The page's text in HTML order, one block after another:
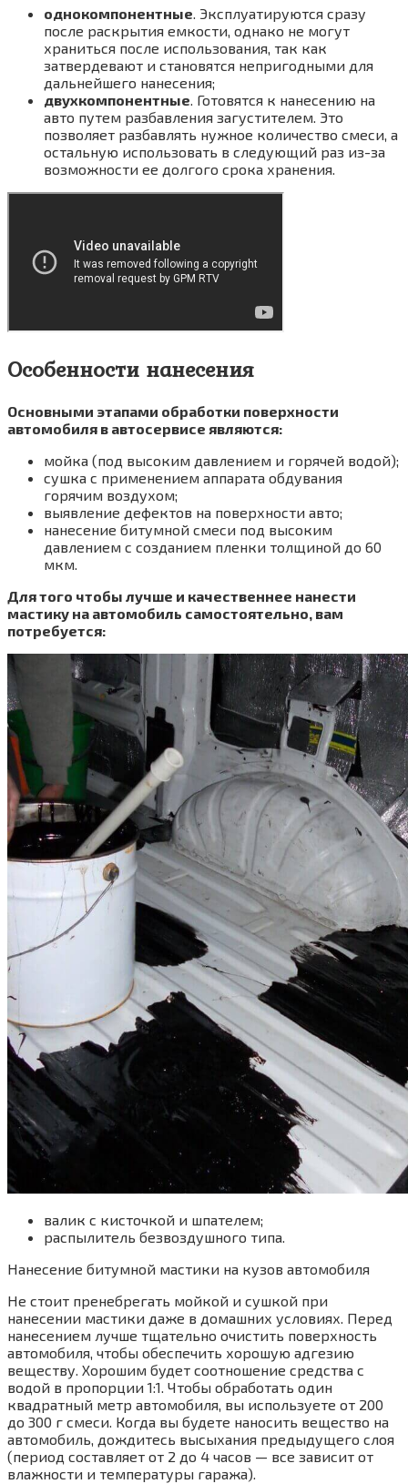
однокомпонентные . Эксплуатируются сразу
после раскрытия емкости, однако не могут
храниться после использования, так как
затвердевают и становятся непригодными для
дальнейшего нанесения;
двухкомпонентные . Готовятся к нанесению на
авто путем разбавления загустителем. Это
позволяет разбавлять нужное количество смеси, а
остальную использовать в следующий раз из-за
возможности ее долгого срока хранения.
Особенности нанесения
Основными этапами обработки поверхности
автомобиля в автосервисе являются:
мойка (под высоким давлением и горячей водой);
сушка с применением аппарата обдувания
горячим воздухом;
выявление дефектов на поверхности авто;
нанесение битумной смеси под высоким
давлением с созданием пленки толщиной до 60
мкм.
Для того чтобы лучше и качественнее нанести
мастику на автомобиль самостоятельно, вам
потребуется:
валик с кисточкой и шпателем;
распылитель безвоздушного типа.
Нанесение битумной мастики на кузов автомобиля
Не стоит пренебрегать мойкой и сушкой при
нанесении мастики даже в домашних условиях. Перед
нанесением лучше тщательно очистить поверхность
автомобиля, чтобы обеспечить хорошую адгезию
веществу. Хорошим будет соотношение средства с
водой в пропорции 1:1. Чтобы обработать один
квадратный метр автомобиля, вы используете от 200
до 300 г смеси. Когда вы будете наносить вещество на
автомобиль, дождитесь высыхания предыдущего слоя
(период составляет от 2 до 4 часов — все зависит от
влажности и температуры гаража).